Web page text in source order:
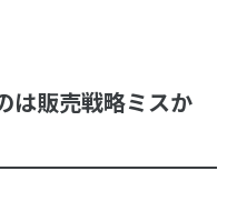
は販売戦略ミスか